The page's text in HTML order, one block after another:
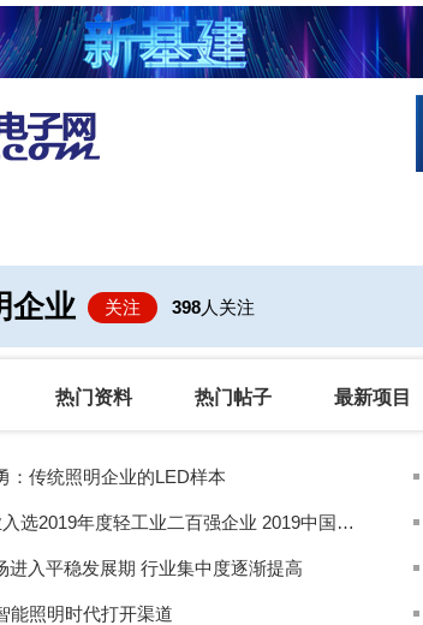
企业 关注 398人关注
热门资料 热门帖子 最新项目
：传统照明企业的LED样本
9家照明企业入选2019年度轻工业二百强企业 2019中国轻工业照明电器行业十强企业正式发布
进入平稳发展期 行业集中度逐渐提高
能照明时代打开渠道